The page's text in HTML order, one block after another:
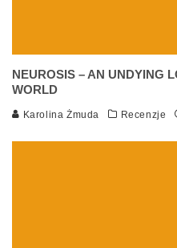
NEUROSIS – AN UNDYING
WORLD
Karolina Żmuda Recenzje